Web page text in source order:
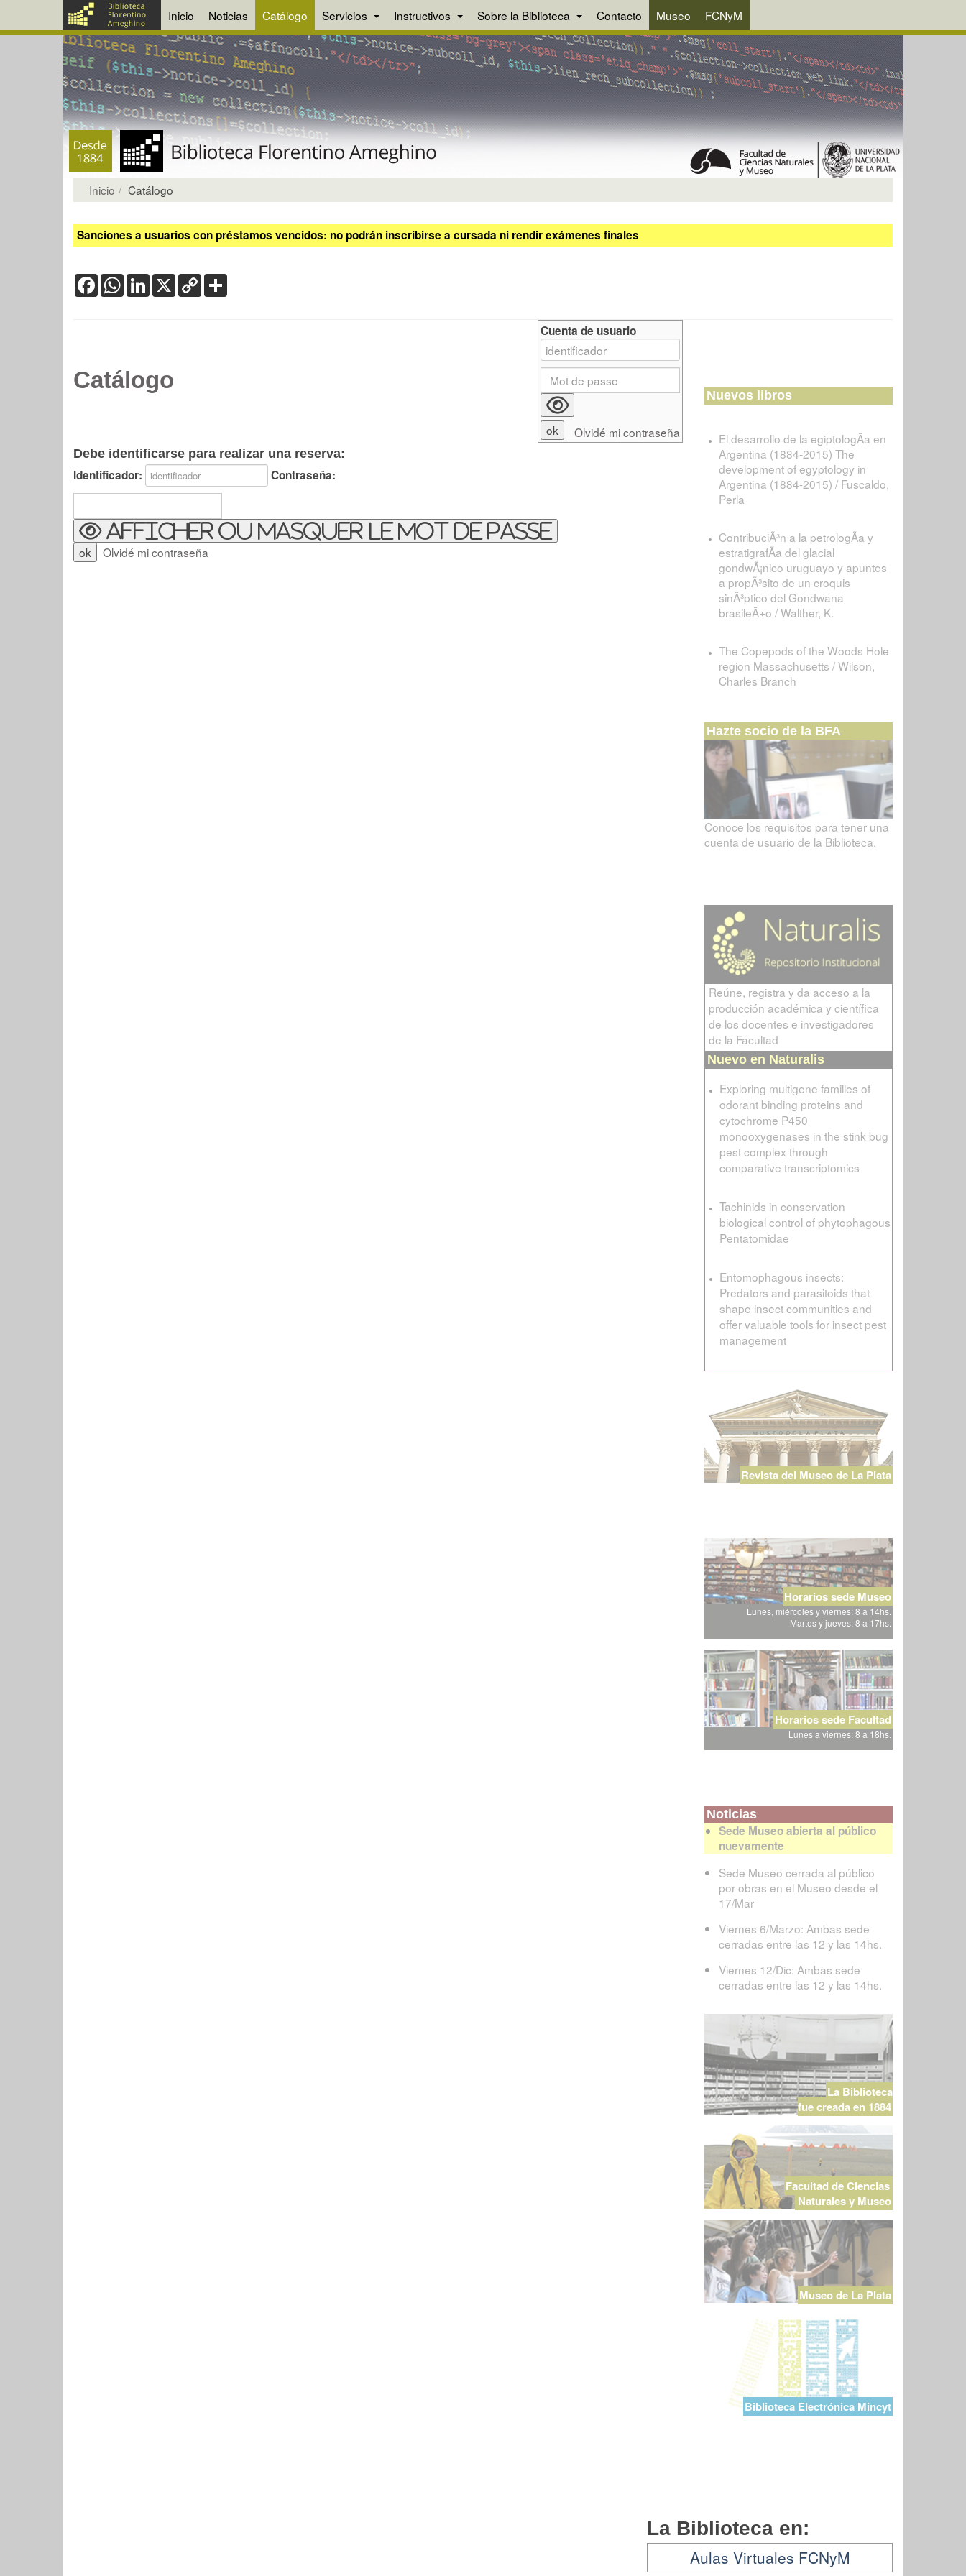
Inicio Noticias Catálogo Servicios Instructivos Sobre la Biblioteca Contacto Museo FCNyM
Inicio Catálogo
Sanciones a usuarios con préstamos vencidos: no podrán inscribirse a cursada ni rendir exámenes finales
FacebookWhatsApp
LinkedIn
X Copy
Link
Catálogo
Debe identificarse para realizar una reserva:
Identificador: Contraseña:
Afficher ou masquer le mot de passe
Olvidé mi contraseña
Cuenta de usuario
Olvidé mi contraseña
Nuevos libros
El desarrollo de la egiptologÃ­a en
Argentina (1884-2015) The
development of egyptology in
Argentina (1884-2015) / Fuscaldo,
Perla
ContribuciÃ³n a la petrologÃ­a y
estratigrafÃ­a del glacial
gondwÃ¡nico uruguayo y apuntes
a propÃ³sito de un croquis
sinÃ³ptico del Gondwana
brasileÃ±o / Walther, K.
The Copepods of the Woods Hole
region Massachusetts / Wilson,
Charles Branch
Hazte socio de la BFA
Conoce los requisitos para tener una
cuenta de usuario de la Biblioteca.
Reúne, registra y da acceso a la
producción académica y científica
de los docentes e investigadores
de la Facultad
Nuevo en Naturalis
Exploring multigene families of
odorant binding proteins and
cytochrome P450
monooxygenases in the stink bug
pest complex through
comparative transcriptomics
Tachinids in conservation
biological control of phytophagous
Pentatomidae
Entomophagous insects:
Predators and parasitoids that
shape insect communities and
offer valuable tools for insect pest
management
Revista del Museo de La Plata
Horarios sede Museo
Lunes, miércoles y viernes: 8 a 14hs.
Martes y jueves: 8 a 17hs.
Horarios sede Facultad
Lunes a viernes: 8 a 18hs.
Noticias
Sede Museo abierta al público
nuevamente
Sede Museo cerrada al público
por obras en el Museo desde el
17/Mar
Viernes 6/Marzo: Ambas sede
cerradas entre las 12 y las 14hs.
Viernes 12/Dic: Ambas sede
cerradas entre las 12 y las 14hs.
La Biblioteca
fue creada en 1884
Facultad de Ciencias
Naturales y Museo
Museo de La Plata
Biblioteca Electrónica Mincyt
La Biblioteca en:
Aulas Virtuales FCNyM